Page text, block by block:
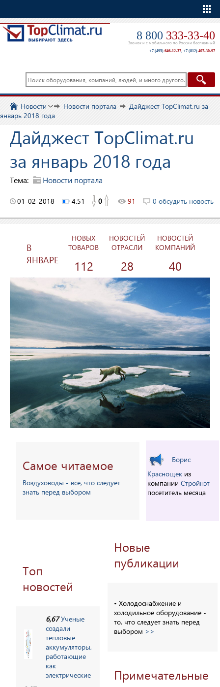
8 800 333-33-40
Звонок и с мобильного по России бесплатный
+7 (495) 646-12-37, +7 (812) 407-30-97
Новости Новости портала
Дайджест TopClimat.ru за
январь 2018 года
Дайджест TopClimat.ru
за январь 2018 года
Тема: Новости портала
01-02-2018 4.51 0 91 0 обсудить новость
В
ЯНВАРЕ
НОВЫХ
ТОВАРОВ
НОВОСТЕЙ
ОТРАСЛИ
НОВОСТЕЙ
КОМПАНИЙ
112 28 40
Самое читаемое
Воздуховоды - все, что следует
знать перед выбором
Борис
Краснощек из
компании Стройнэт –
посетитель месяца
Топ
новостей
6,67 Ученые
создали
тепловые
аккумуляторы,
работающие
как
электрические
Новые
публикации
• Холодоснабжение и
холодильное оборудование -
то, что следует знать перед
выбором >>
Примечательные